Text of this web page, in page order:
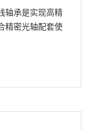
轴承是实现高精
精密光轴配套使